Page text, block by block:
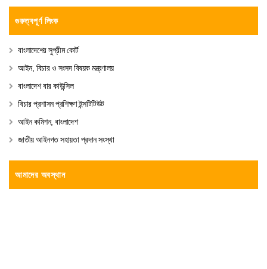
গুরুত্বপূর্ণ লিংক
বাংলাদেশের সুপ্রীম কোর্ট
আইন, বিচার ও সংসদ বিষয়ক মন্ত্রণালয়
বাংলাদেশ বার কাউন্সিল
বিচার প্রশাসন প্রশিক্ষণ ইন্সটিটিউট
আইন কমিশন, বাংলাদেশ
জাতীয় আইনগত সহায়তা প্রদান সংস্থা
আমাদের অবস্থান